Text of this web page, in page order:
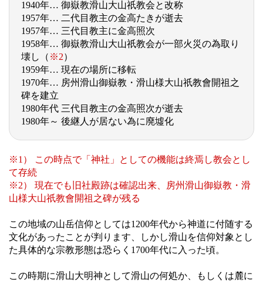
1940年… 御嶽教滑山大山祇教会と改称
1957年… 二代目教主の金高たきが逝去
1957年… 三代目教主に金高照次
1958年… 御嶽教滑山大山祇教会が一部火災の為取り
壊し（ ※2）
1959年… 現在の場所に移転
1970年… 房州滑山御嶽教・滑山様大山祇教會開祖之
碑を建立
1980年代 三代目教主の金高照次が逝去
1980年～ 後継人が居ない為に廃墟化
※1） この時点で「神社」としての機能は終焉し教会とし
て存続
※2） 現在でも旧社殿跡は確認出来、房州滑山御嶽教・滑
山様大山祇教會開祖之碑が残る
この地域の山岳信仰としては1200年代から神道に付随する
文化があったことが判ります、しかし滑山を信仰対象とし
た具体的な宗教形態は恐らく1700年代に入った頃。
この時期に滑山大明神として滑山の何処か、もしくは麓に